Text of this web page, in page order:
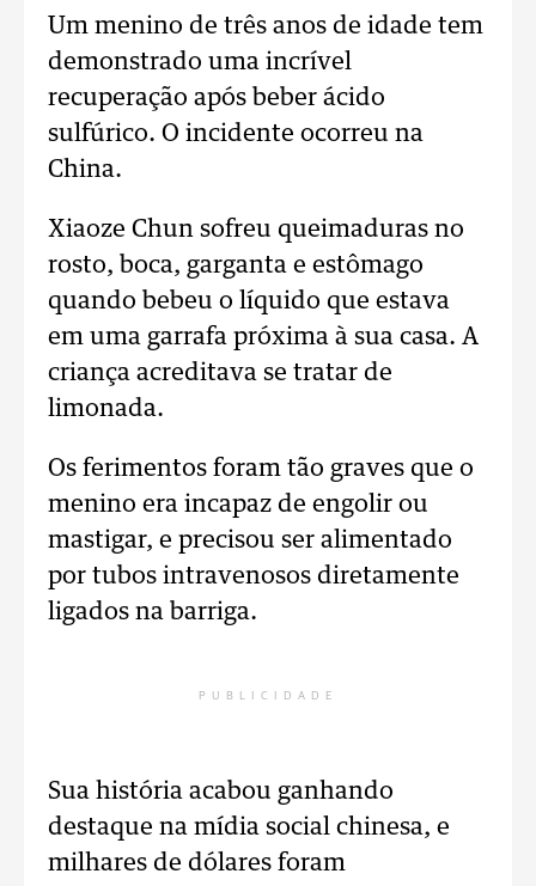
Um menino de três anos de idade tem
demonstrado uma incrível
recuperação após beber ácido
sulfúrico. O incidente ocorreu na
China.
Xiaoze Chun sofreu queimaduras no
rosto, boca, garganta e estômago
quando bebeu o líquido que estava
em uma garrafa próxima à sua casa. A
criança acreditava se tratar de
limonada.
Os ferimentos foram tão graves que o
menino era incapaz de engolir ou
mastigar, e precisou ser alimentado
por tubos intravenosos diretamente
ligados na barriga.
PUBLICIDADE
Sua história acabou ganhando
destaque na mídia social chinesa, e
milhares de dólares foram